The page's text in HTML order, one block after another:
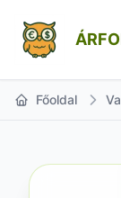
Főoldal